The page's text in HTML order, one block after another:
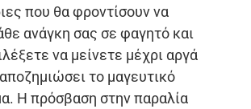
που θα φροντίσουν να
ανάγκη σας σε φαγητό και
να μείνετε μέχρι αργά
το μαγευτικό
Η πρόσβαση στην παραλία